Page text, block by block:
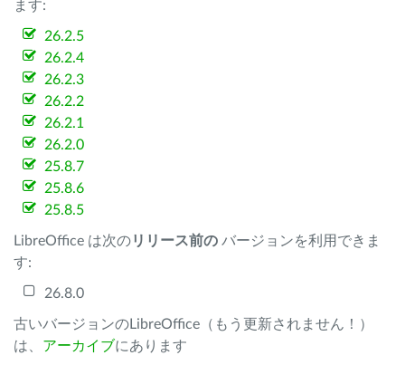
ます:
26.2.5
26.2.4
26.2.3
26.2.2
26.2.1
26.2.0
25.8.7
25.8.6
25.8.5
LibreOffice は次のリリース前の バージョンを利用できま
す:
26.8.0
古いバージョンのLibreOffice（もう更新されません！）
は、 アーカイブにあります